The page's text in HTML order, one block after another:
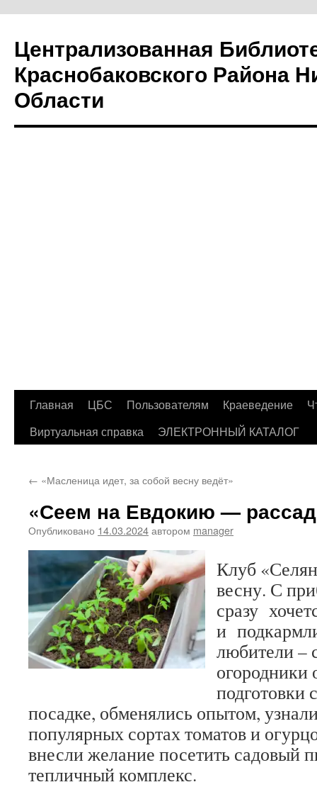
Централизованная
Краснобаковского Района
Области
Перейти
Главная ЦБС Пользователям Краеведение
Виртуальная справка
ЭЛЕКТРОННЫЙ КАТАЛОГ
← «Масленица идет, за собой весну ведёт»
«Сеем на Евдокию —
Опубликовано 14.03.2024автором manager
Клуб
весну. С
сразу
и
любители –
огородники
подготовки
посадке, обменялись опытом,
популярных сортах томатов и
внесли желание посетить садовый
тепличный комплекс.